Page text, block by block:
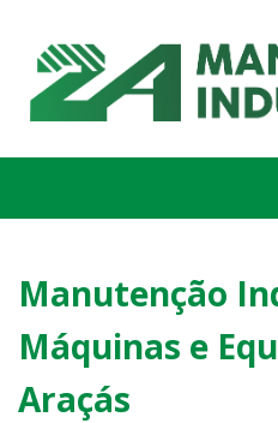
Manutenção
Máquinas e
Araçás